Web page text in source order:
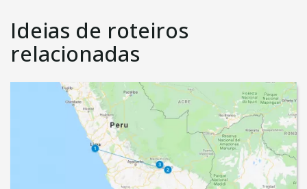
Ideias de roteiros
relacionadas